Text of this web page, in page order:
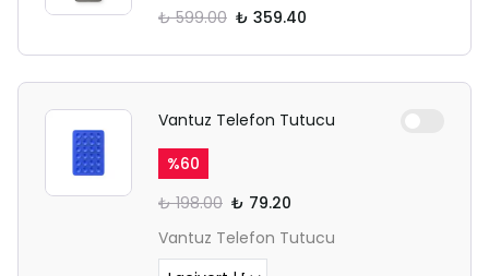
₺ 599.00 ₺ 359.40
Vantuz Telefon Tutucu
%60
₺ 198.00 ₺ 79.20
Vantuz Telefon Tutucu